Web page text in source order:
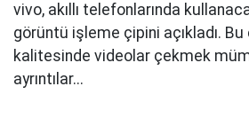
vivo, akıllı telefonlarında
görüntü işleme çipini açıkladı.
kalitesinde videolar çekmek
ayrıntılar...